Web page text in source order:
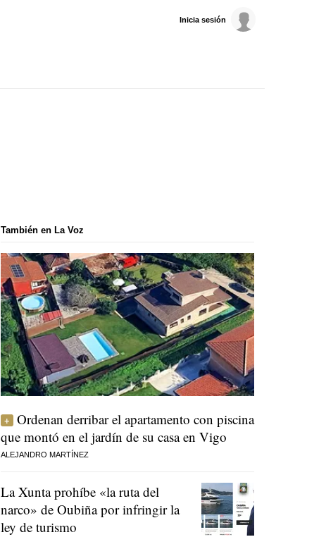
Inicia sesión
También en La Voz
Ordenan derribar el apartamento con piscina
que montó en el jardín de su casa en Vigo
ALEJANDRO MARTÍNEZ
La Xunta prohíbe «la ruta del
narco» de Oubiña por infringir la
ley de turismo